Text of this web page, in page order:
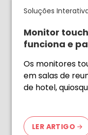
Soluções
Monitor
funciona e
Os monitores
em salas de
de hotel,
LER ARTIGO